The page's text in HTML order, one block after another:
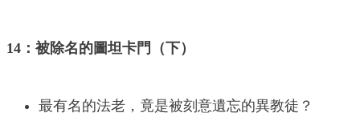
14：被除名的圖坦卡門（下）
最有名的法老，竟是被刻意遺忘的異教徒？